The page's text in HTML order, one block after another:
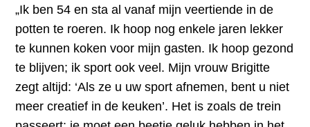
„Ik ben 54 en sta al vanaf mijn veertiende in de
potten te roeren. Ik hoop nog enkele jaren lekker
te kunnen koken voor mijn gasten. Ik hoop gezond
te blijven; ik sport ook veel. Mijn vrouw Brigitte
zegt altijd: ‘Als ze u uw sport afnemen, bent u niet
meer creatief in de keuken’. Het is zoals de trein